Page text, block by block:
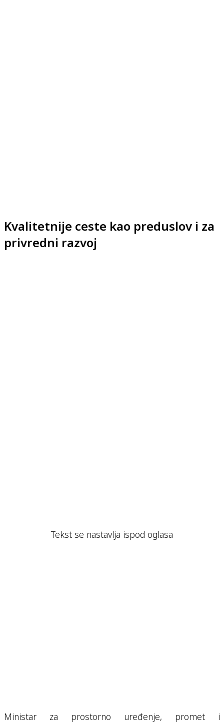
Kvalitetnije ceste kao preduslov i za
privredni razvoj
Tekst se nastavlja ispod oglasa
Ministar za prostorno uređenje, promet i